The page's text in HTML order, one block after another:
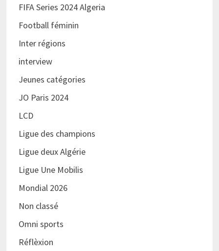
FIFA Series 2024 Algeria
Football féminin
Inter régions
interview
Jeunes catégories
JO Paris 2024
LCD
Ligue des champions
Ligue deux Algérie
Ligue Une Mobilis
Mondial 2026
Non classé
Omni sports
Réflèxion